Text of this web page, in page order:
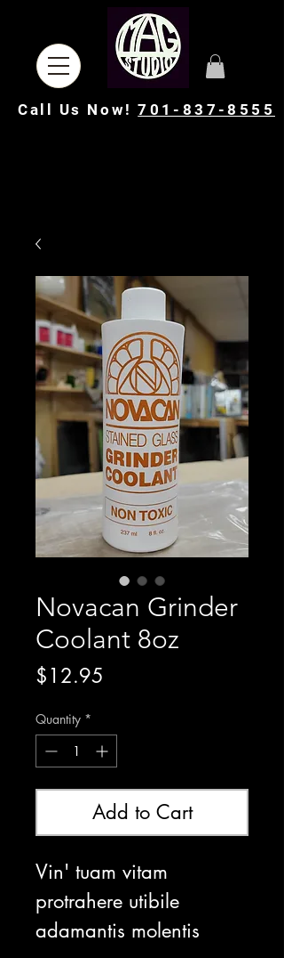
Call Us Now!701-837-8555
Novacan Grinder
Coolant 8oz
$12.95
Quantity *
Add to Cart
Vin' tuam vitam
protrahere utibile
adamantis molentis